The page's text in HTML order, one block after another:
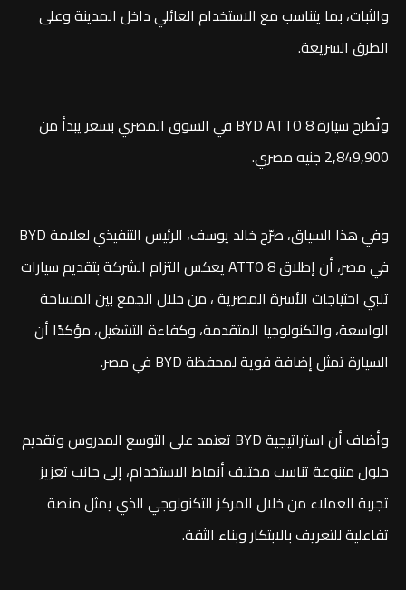
والثبات، بما يتناسب مع الاستخدام العائلي داخل المدينة وعلى
الطرق السريعة.
وتُطرح سيارة BYD ATTO 8 في السوق المصري بسعر يبدأ من
2,849,900 جنيه مصري.
وفي هذا السياق، صرّح خالد يوسف، الرئيس التنفيذي لعلامة BYD
في مصر، أن إطلاق ATTO 8 يعكس التزام الشركة بتقديم سيارات
تلبي احتياجات الأسرة المصرية ، من خلال الجمع بين المساحة
الواسعة، والتكنولوجيا المتقدمة، وكفاءة التشغيل، مؤكدًا أن
السيارة تمثل إضافة قوية لمحفظة BYD في مصر.
وأضاف أن استراتيجية BYD تعتمد على التوسع المدروس وتقديم
حلول متنوعة تناسب مختلف أنماط الاستخدام، إلى جانب تعزيز
تجربة العملاء من خلال المركز التكنولوجي الذي يمثل منصة
تفاعلية للتعريف بالابتكار وبناء الثقة.